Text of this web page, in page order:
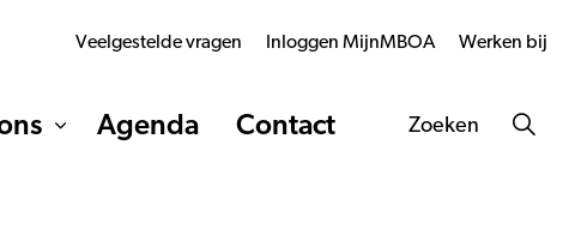
Agenda Contact
Veelgestelde vragen Inloggen MijnMBOA Werken bij
Zoeken